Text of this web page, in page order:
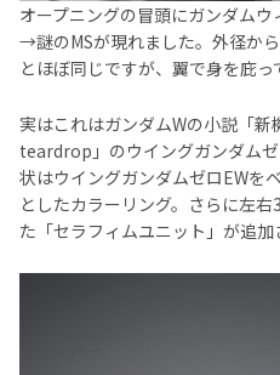
オープニングの冒頭にガンダム
→謎のMSが現れました。外径か
とほぼ同じですが、翼で身を庇っ
実はこれはガンダムWの小説「
teardrop」のウイングガンダム
状はウイングガンダムゼロEWを
としたカラーリング。さらに左
た「セラフィムユニット」が追加